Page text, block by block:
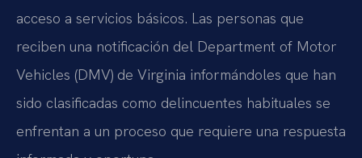
acceso a servicios básicos. Las personas que
reciben una notificación del Department of Motor
Vehicles (DMV) de Virginia informándoles que han
sido clasificadas como delincuentes habituales se
enfrentan a un proceso que requiere una respuesta